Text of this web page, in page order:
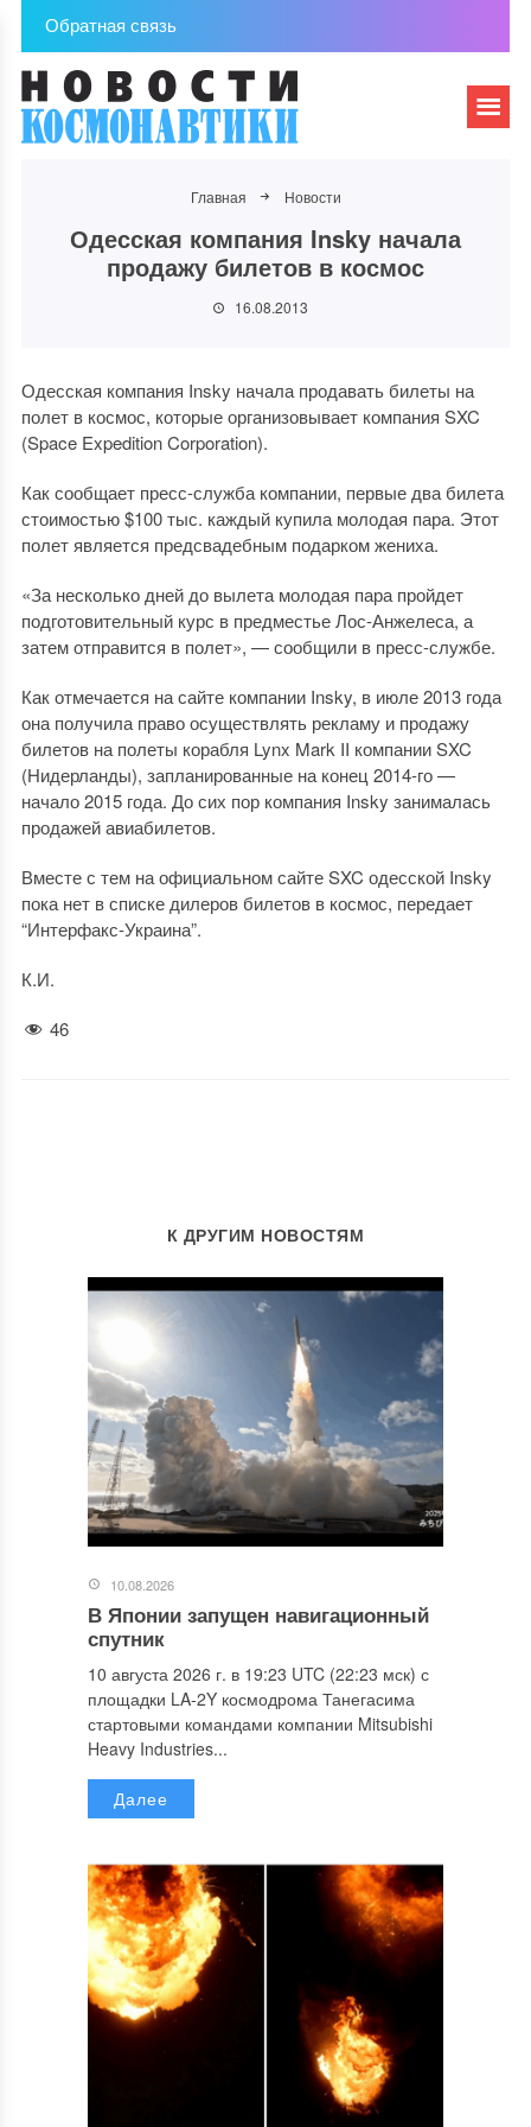
Обратная связь
Главная Новости
Одесская компания Insky начала
продажу билетов в космос
16.08.2013
Одесская компания Insky начала продавать билеты на
полет в космос, которые организовывает компания SXC
(Space Expedition Corporation).
Как сообщает пресс-служба компании, первые два билета
стоимостью $100 тыс. каждый купила молодая пара. Этот
полет является предсвадебным подарком жениха.
«За несколько дней до вылета молодая пара пройдет
подготовительный курс в предместье Лос-Анжелеса, а
затем отправится в полет», — сообщили в пресс-службе.
Как отмечается на сайте компании Insky, в июле 2013 года
она получила право осуществлять рекламу и продажу
билетов на полеты корабля Lynx Mark II компании SXC
(Нидерланды), запланированные на конец 2014-го —
начало 2015 года. До сих пор компания Insky занималась
продажей авиабилетов.
Вместе с тем на официальном сайте SXC одесской Insky
пока нет в списке дилеров билетов в космос, передает
“Интерфакс-Украина”.
К.И.
46
К ДРУГИМ НОВОСТЯМ
10.08.2026
В Японии запущен навигационный
спутник
10 августа 2026 г. в 19:23 UTC (22:23 мск) с
площадки LA-2Y космодрома Танегасима
стартовыми командами компании Mitsubishi
Heavy Industries...
Далее